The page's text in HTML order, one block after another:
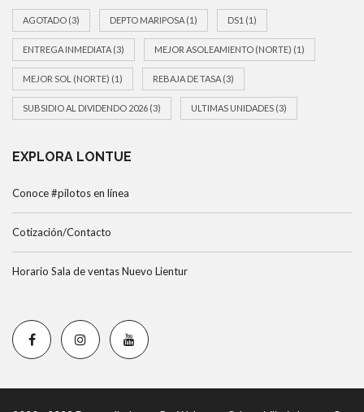
AGOTADO (3) DEPTO MARIPOSA (1) DS1 (1)
ENTREGA INMEDIATA (3) MEJOR ASOLEAMIENTO (NORTE) (1)
MEJOR SOL (NORTE) (1) REBAJA DE TASA (3)
SUBSIDIO AL DIVIDENDO 2026 (3) ULTIMAS UNIDADES (3)
EXPLORA LONTUE
Conoce #pilotos en línea
Cotización/Contacto
Horario Sala de ventas Nuevo Lientur